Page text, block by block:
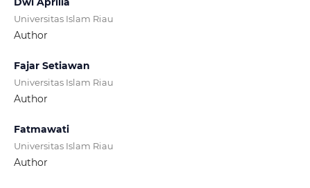
Universitas Islam Riau
Author
Fajar Setiawan
Universitas Islam Riau
Author
Fatmawati
Universitas Islam Riau
Author